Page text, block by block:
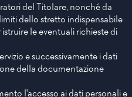
del Titolare, nonché da
dello stretto indispensabile
le eventuali richieste di
e successivamente i dati
della documentazione
l'accesso ai dati personali e